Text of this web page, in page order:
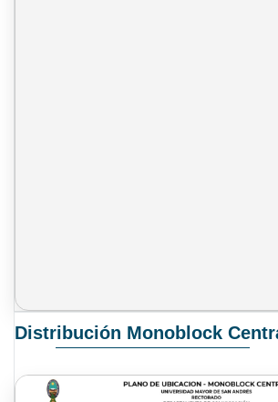
Distribución Monoblock